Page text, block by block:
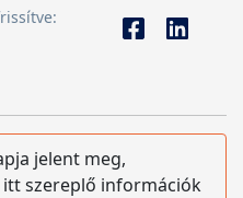
jelent meg,
itt szereplő információk